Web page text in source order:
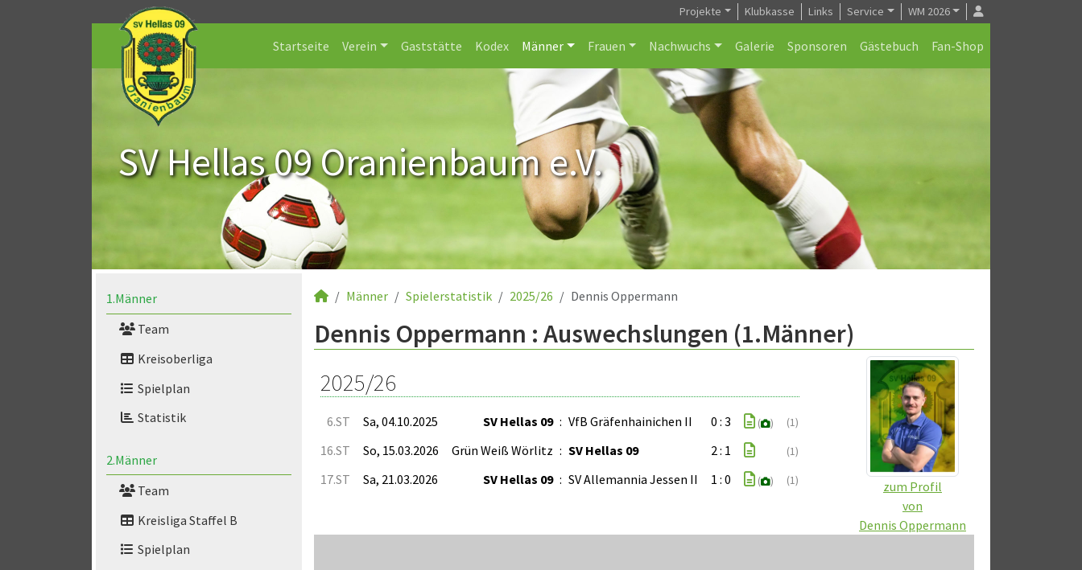
Projekte Klubkasse Links Service WM 2026
Startseite Verein Gaststätte Kodex Männer Frauen Nachwuchs Galerie Sponsoren Gästebuch Fan-Shop
SV Hellas 09 Oranienbaum e.V.
1.Männer
Team
Kreisoberliga
Spielplan
Statistik
2.Männer
Team
Kreisliga Staffel B
Spielplan
Männer Spielerstatistik 2025/26 Dennis Oppermann
Dennis Oppermann : Auswechslungen (1.Männer)
zum Profil
von
Dennis Oppermann
2025/26
6.ST Sa, 04.10.2025 SV Hellas 09 : VfB Gräfenhainichen II 0 : 3 ( ) (1)
16.ST So, 15.03.2026 Grün Weiß Wörlitz : SV Hellas 09 2 : 1 (1)
17.ST Sa, 21.03.2026 SV Hellas 09 : SV Allemannia Jessen II 1 : 0 ( ) (1)